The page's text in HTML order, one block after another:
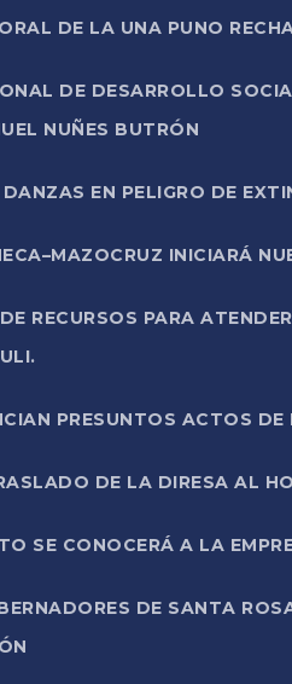
DE LA UNA PUNO
DE DESARROLLO
NUÑES BUTRÓN
EN PELIGRO DE
INICIARÁ
RECURSOS PARA
PRESUNTOS ACTOS
DE LA DIRESA AL
SE CONOCERÁ A LA
DE SANTA